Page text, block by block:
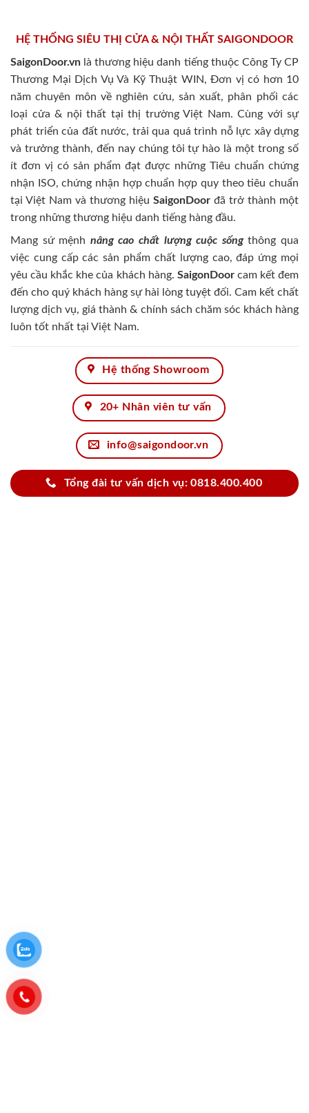
HỆ THỐNG SIÊU THỊ CỬA & NỘI THẤT SAIGONDOOR
SaigonDoor.vn là thương hiệu danh tiếng thuộc Công Ty CP
Thương Mại Dịch Vụ Và Kỹ Thuật WIN, Đơn vị có hơn 10
năm chuyên môn về nghiên cứu, sản xuất, phân phối các
loại cửa & nội thất tại thị trường Việt Nam. Cùng với sự
phát triển của đất nước, trải qua quá trình nỗ lực xây dựng
và trưởng thành, đến nay chúng tôi tự hào là một trong số
ít đơn vị có sản phẩm đạt được những Tiêu chuẩn chứng
nhận ISO, chứng nhận hợp chuẩn hợp quy theo tiêu chuẩn
tại Việt Nam và thương hiệu SaigonDoor đã trở thành một
trong những thương hiệu danh tiếng hàng đầu.
Mang sứ mệnh nâng cao chất lượng cuộc sốngthông qua
việc cung cấp các sản phẩm chất lượng cao, đáp ứng mọi
yêu cầu khắc khe của khách hàng. SaigonDoorcam kết đem
đến cho quý khách hàng sự hài lòng tuyệt đối. Cam kết chất
lượng dịch vụ, giá thành & chính sách chăm sóc khách hàng
luôn tốt nhất tại Việt Nam.
Hệ thống Showroom
20+ Nhân viên tư vấn
info@saigondoor.vn
Tổng đài tư vấn dịch vụ: 0818.400.400